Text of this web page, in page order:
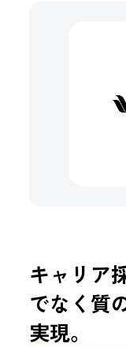
キャリア
でなく質
実現。